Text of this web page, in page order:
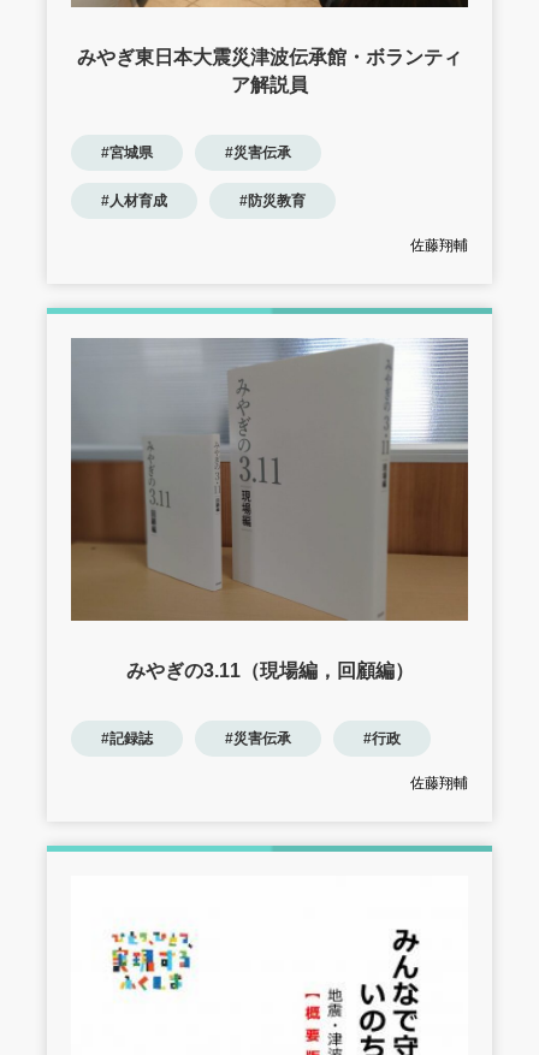
みやぎ東日本大震災津波伝承館・ボランティ
ア解説員
#宮城県 #災害伝承
#人材育成 #防災教育
佐藤翔輔
みやぎの3.11（現場編，回顧編）
#記録誌 #災害伝承 #行政
佐藤翔輔